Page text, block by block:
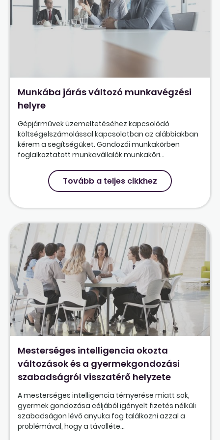
Munkába járás változó munkavégzési
helyre
Gépjárművek üzemeltetéséhez kapcsolódó
költségelszámolással kapcsolatban az alábbiakban
kérem a segítségüket. Gondozói munkakörben
foglalkoztatott munkavállalók munkaköri...
Tovább a teljes cikkhez
Mesterséges intelligencia okozta
változások és a gyermekgondozási
szabadságról visszatérő helyzete
A mesterséges intelligencia térnyerése miatt sok,
gyermek gondozása céljából igényelt fizetés nélküli
szabadságon lévő anyuka fog találkozni azzal a
problémával, hogy a távolléte...